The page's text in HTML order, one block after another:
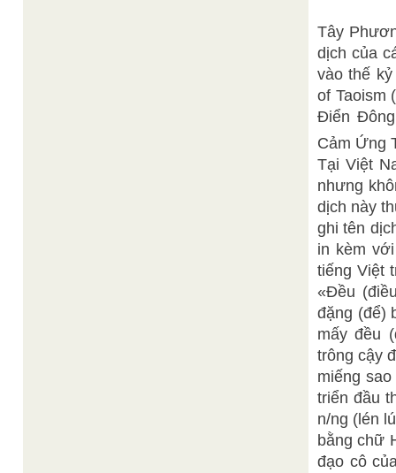
Tây
dịch của
vào thế
of Taoism
Điển
Cảm Ứng
Tại Việt
nhưng
dịch này
ghi tên
in kèm
tiếng Việt
«Đều
đặng (để)
mấy đều
trông cậy
miếng
triển đầu
n/ng (lén
bằng chữ
đạo cô